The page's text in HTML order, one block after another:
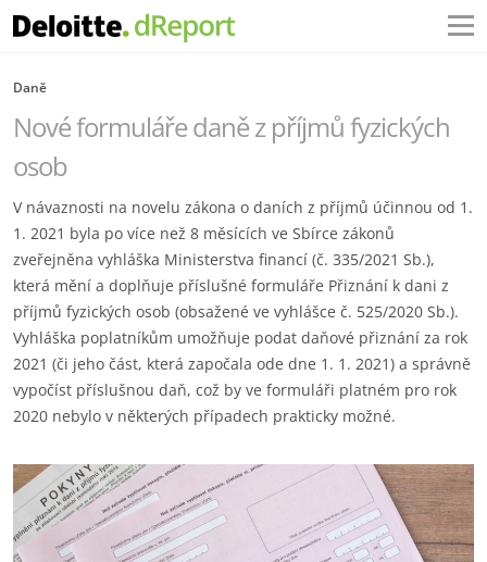
Daně
Nové formuláře daně z příjmů fyzických
osob
V návaznosti na novelu zákona o daních z příjmů účinnou od 1.
1. 2021 byla po více než 8 měsících ve Sbírce zákonů
zveřejněna vyhláška Ministerstva financí (č. 335/2021 Sb.),
která mění a doplňuje příslušné formuláře Přiznání k dani z
příjmů fyzických osob (obsažené ve vyhlášce č. 525/2020 Sb.).
Vyhláška poplatníkům umožňuje podat daňové přiznání za rok
2021 (či jeho část, která započala ode dne 1. 1. 2021) a správně
vypočíst příslušnou daň, což by ve formuláři platném pro rok
2020 nebylo v některých případech prakticky možné.